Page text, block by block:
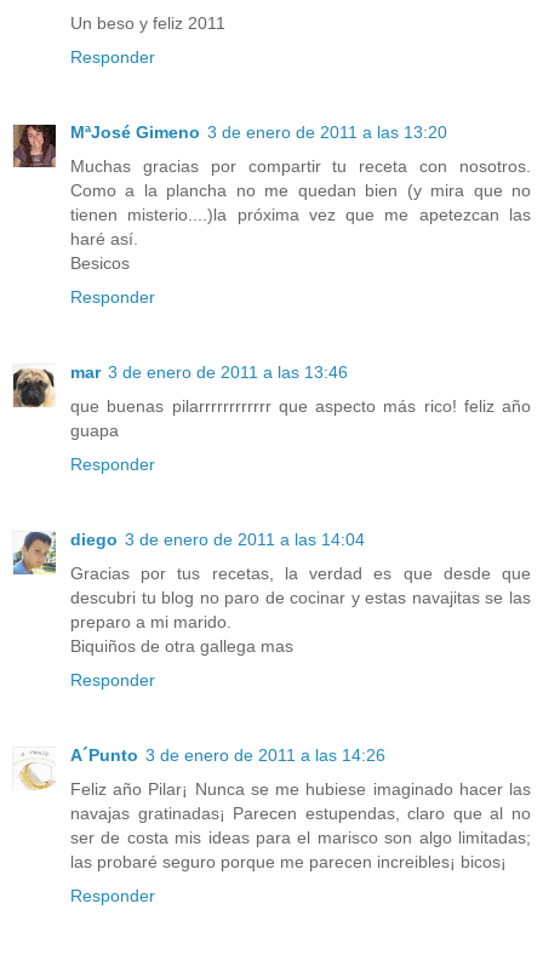
Un beso y feliz 2011
Responder
MªJosé Gimeno 3 de enero de 2011 a las 13:20
Muchas gracias por compartir tu receta con nosotros.
Como a la plancha no me quedan bien (y mira que no
tienen misterio....)la próxima vez que me apetezcan las
haré así.
Besicos
Responder
mar 3 de enero de 2011 a las 13:46
que buenas pilarrrrrrrrrrrr que aspecto más rico! feliz año
guapa
Responder
diego 3 de enero de 2011 a las 14:04
Gracias por tus recetas, la verdad es que desde que
descubri tu blog no paro de cocinar y estas navajitas se las
preparo a mi marido.
Biquiños de otra gallega mas
Responder
A´Punto 3 de enero de 2011 a las 14:26
Feliz año Pilar¡ Nunca se me hubiese imaginado hacer las
navajas gratinadas¡ Parecen estupendas, claro que al no
ser de costa mis ideas para el marisco son algo limitadas;
las probaré seguro porque me parecen increibles¡ bicos¡
Responder